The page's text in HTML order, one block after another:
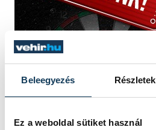
Beleegyezés Részletek
Ez a weboldal sütiket használ